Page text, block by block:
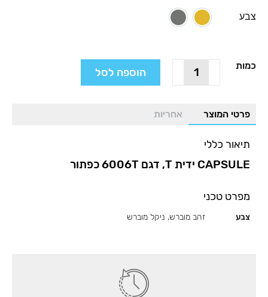
צבע
זהב מוברשניקל מוברש
כמות
T,
6006T
הוספה לסל
פרטי המוצר אחריות
תיאור כללי
CAPSULE ידית T, דגם 6006T כפתור
מפרט טכני
צבע זהב מוברש, ניקל מוברש